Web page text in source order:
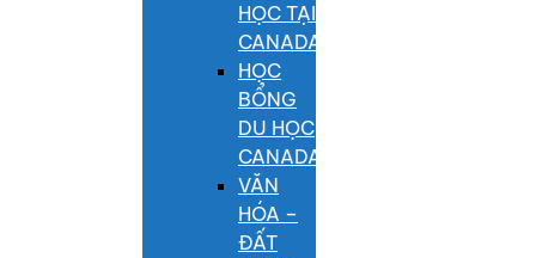
HỌC TẠI
CANADA
HỌC
BỔNG
DU HỌC
CANADA
VĂN
HÓA –
ĐẤT